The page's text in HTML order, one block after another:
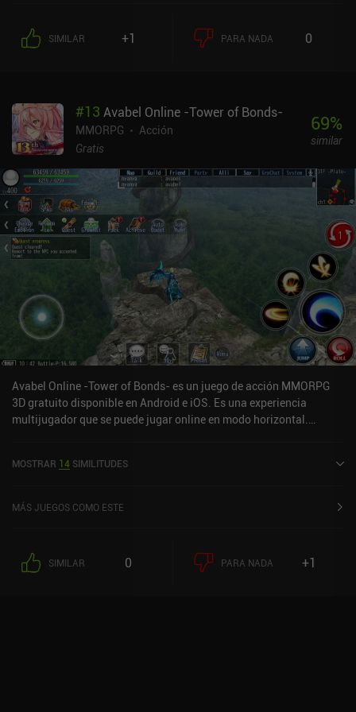
comportamientos y patrones de ataque únicos, y mezclados con
los oponentes que aparecen para meterse con nosotros, esto crea
mejoras que dependen del arma que tengamos equipada. Hay una
buena cantidad de tipos de armas diferentes con habilidades
distintas para adaptarse a cualquier estilo de juego. Estas armas
duplicados de armas que se obtienen a través de un camino de
progresión y pases de batalla gratuitos y de pago.Los controles
están bien, pero a menudo me encontré saltando cuando no era mi
intención. Además, los miembros del equipo que se desconectan
causan cierta frustración, ya que no son sustituidos por la IA. Por
último, el sistema de emparejamiento necesita mejorar, ya que a
menudo nos emparejamos con jugadores de mayor nivel, aunque
creo que esto se solucionará si el juego atrae a más jugadores.
Knight's Edge se monetiza a través de iAPs para cosméticos de
vanidad y cajas de botín para desbloquear y subir de nivel las
armas más rápido. Esto da a los jugadores de pago una ventaja de
pago para progresar más rápido.Lo más importante es que el
juego es superdivertido y, como mezcla perfecta de PvP y PvE,
merece la pena que lo pruebe cualquier fan de los juegos de lucha
o de las experiencias tipo Archero.
SIMILAR +1 PARA NADA 0
#13 Avabel Online -Tower of Bonds-
MMORPG
Acción
Gratis
69%
similar
Avabel Online -Tower of Bonds- es un juego de acción MMORPG
3D gratuito disponible en Android e iOS. Es una experiencia
multijugador que se puede jugar online en modo horizontal.
sobre 5,0 en la App Store de iOS.
MOSTRAR 14 SIMILITUDES
MÁS JUEGOS COMO ESTE
SIMILAR 0 PARA NADA +1